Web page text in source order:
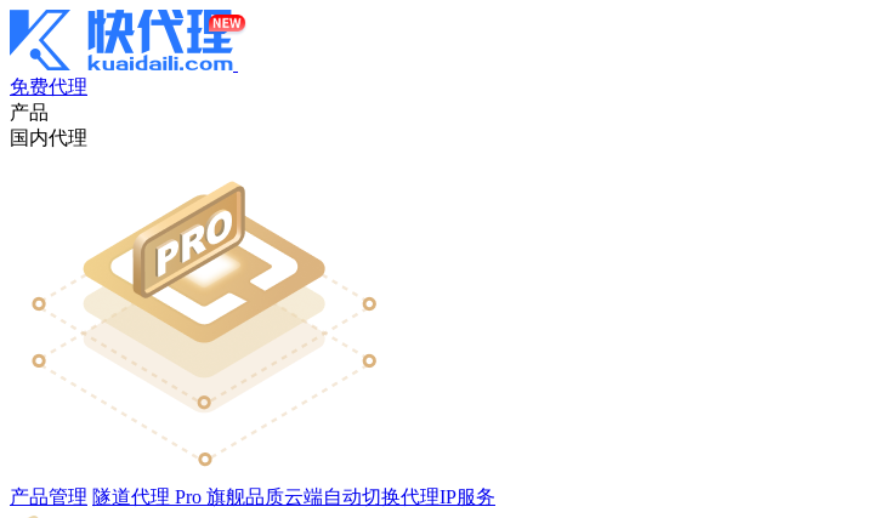
免费代理
产品
国内代理
产品管理 隧道代理 Pro 旗舰品质云端自动切换代理IP服务